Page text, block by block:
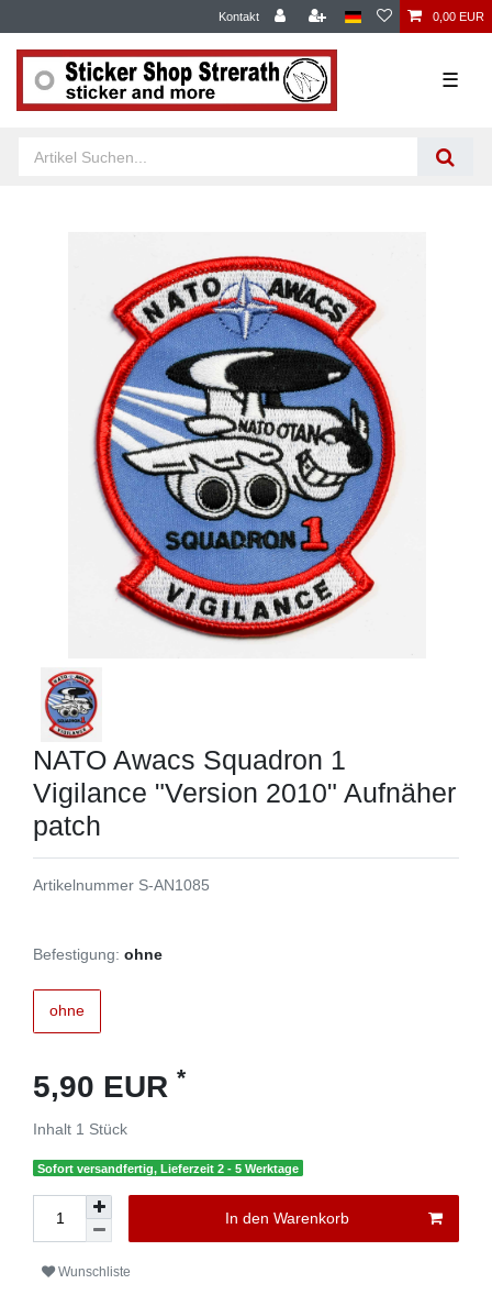
Kontakt 0,00 EUR
☰
NATO Awacs Squadron 1
Vigilance "Version 2010" Aufnäher
patch
Artikelnummer S-AN1085
Befestigung: ohne
ohne
5,90 EUR *
Inhalt 1 Stück
Sofort versandfertig, Lieferzeit 2 - 5 Werktage
In den Warenkorb
Wunschliste